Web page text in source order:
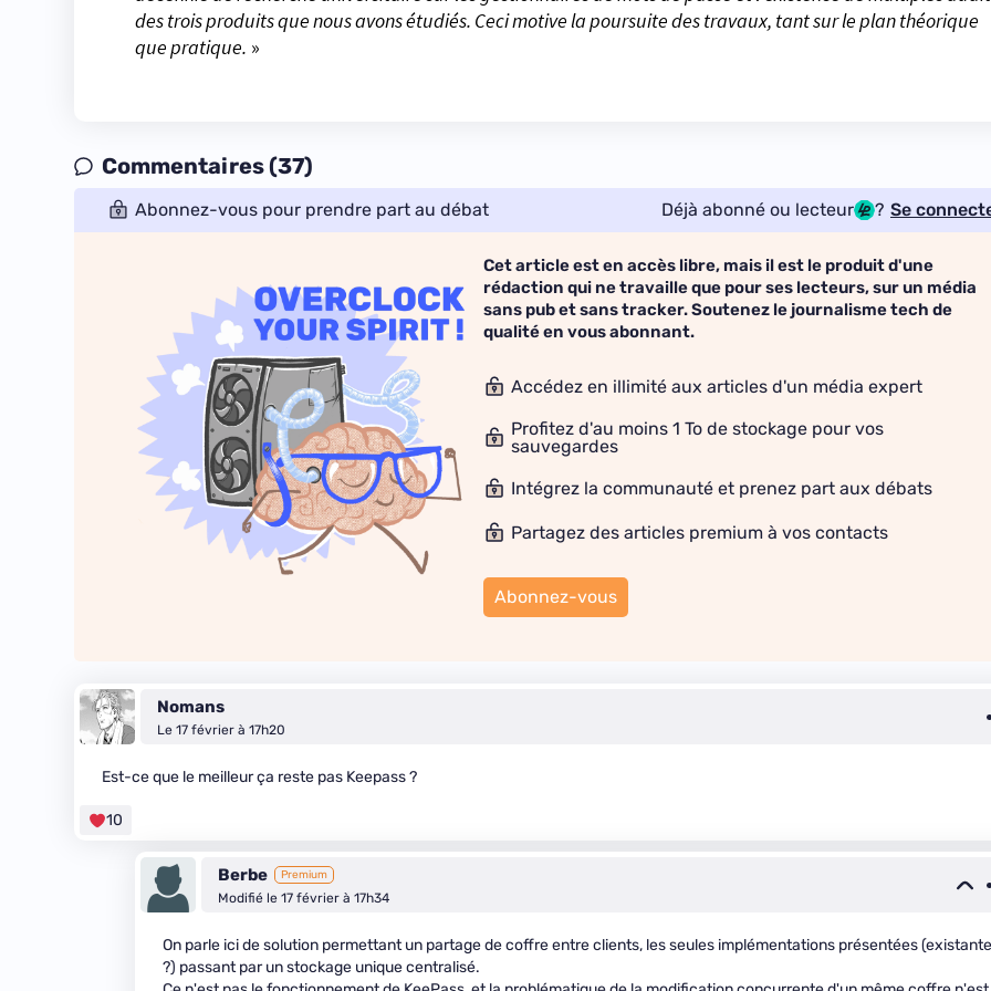
des trois produits que nous avons étudiés. Ceci motive la poursuite des travaux, tant sur le plan théorique
que pratique. »
Commentaires (37)
Abonnez-vous pour prendre part au débat Déjà abonné ou lecteur ? Se
Cet article est en accès libre, mais il est le produit d'une
rédaction qui ne travaille que pour ses lecteurs, sur un média
sans pub et sans tracker. Soutenez le journalisme tech de
qualité en vous abonnant.
Accédez en illimité aux articles d'un média expert
Profitez d'au moins 1 To de stockage pour vos
sauvegardes
Intégrez la communauté et prenez part aux débats
Partagez des articles premium à vos contacts
Abonnez-vous
Nomans
Le 17 février à 17h20
Est-ce que le meilleur ça reste pas Keepass ?
10
Berbe Premium
Modifié le 17 février à 17h34
On parle ici de solution permettant un partage de coffre entre clients, les seules implémentations présentées
?) passant par un stockage unique centralisé.